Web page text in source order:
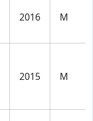
2016 M
2015 M